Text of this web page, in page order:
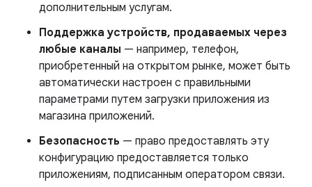
дополнительным услугам.
Поддержка устройств, продаваемых через
любые каналы — например, телефон,
приобретенный на открытом рынке, может быть
автоматически настроен с правильными
параметрами путем загрузки приложения из
магазина приложений.
Безопасность — право предоставлять эту
конфигурацию предоставляется только
приложениям, подписанным оператором связи.